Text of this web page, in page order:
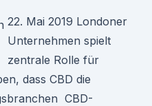
22. Mai 2019 Londoner
Unternehmen spielt
zentrale Rolle für
dass CBD die
CBD-